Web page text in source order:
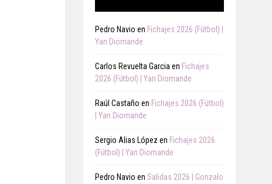
Pedro Navio en Fichajes 2026 (Fútbol) |
Yan Diomande
Carlos Revuelta Garcia en Fichajes
2026 (Fútbol) | Yan Diomande
Raúl Castaño en Fichajes 2026 (Fútbol)
| Yan Diomande
Sergio Alias López en Fichajes 2026
(Fútbol) | Yan Diomande
Pedro Navio en Salidas 2026 | Gonzalo